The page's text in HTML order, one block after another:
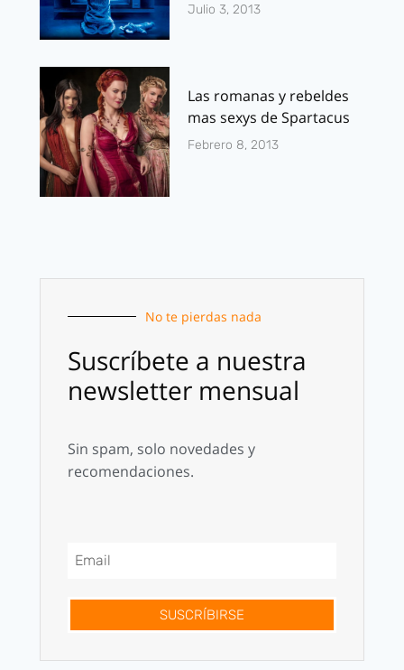
Julio 3, 2013
Las romanas y rebeldes
mas sexys de Spartacus
Febrero 8, 2013
No te pierdas nada
Suscríbete a nuestra
newsletter mensual
Sin spam, solo novedades y
recomendaciones.
SUSCRÍBIRSE